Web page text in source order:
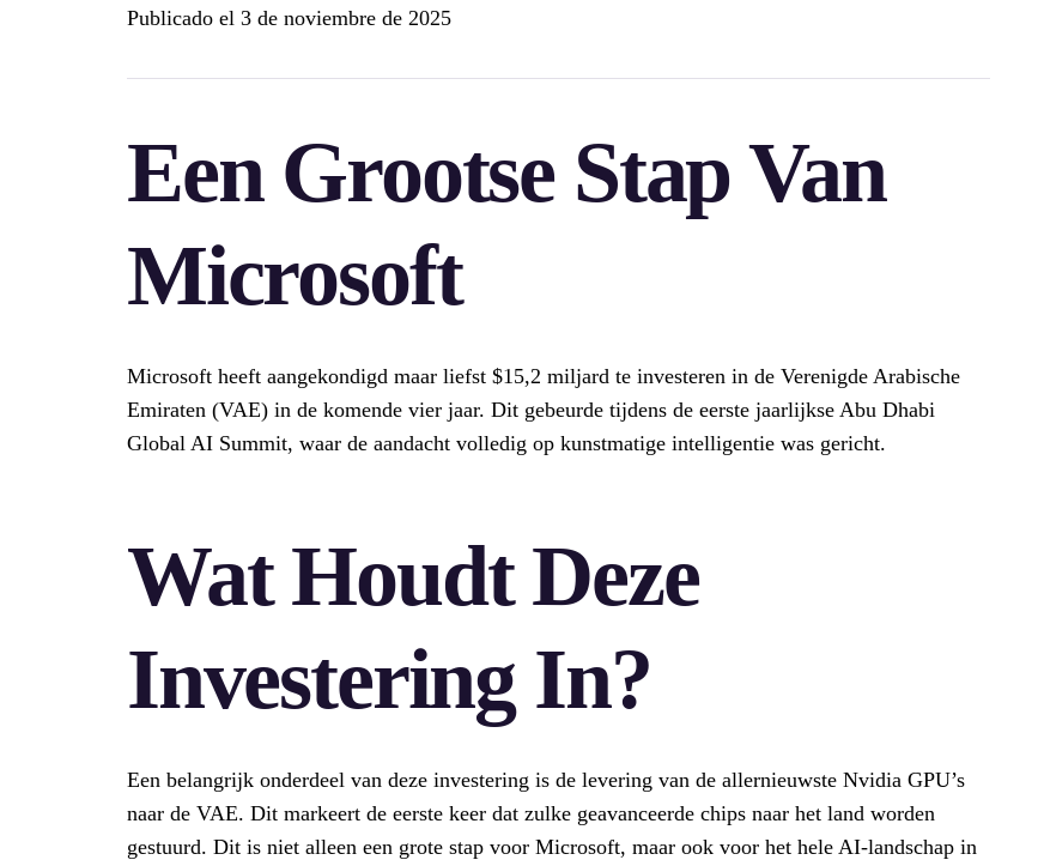
Publicado el 3 de noviembre de 2025
Een Grootse Stap Van
Microsoft
Microsoft heeft aangekondigd maar liefst $15,2 miljard te investeren in de Verenigde Arabische
Emiraten (VAE) in de komende vier jaar. Dit gebeurde tijdens de eerste jaarlijkse Abu Dhabi
Global AI Summit, waar de aandacht volledig op kunstmatige intelligentie was gericht.
Wat Houdt Deze
Investering In?
Een belangrijk onderdeel van deze investering is de levering van de allernieuwste Nvidia GPU’s
naar de VAE. Dit markeert de eerste keer dat zulke geavanceerde chips naar het land worden
gestuurd. Dit is niet alleen een grote stap voor Microsoft, maar ook voor het hele AI-landschap in